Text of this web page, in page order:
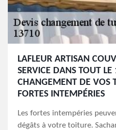
LAFLEUR ARTISAN
SERVICE DANS TOUT
CHANGEMENT DE VOS
FORTES INTEMPÉRIES
Les fortes intempéries
dégâts à votre toiture.